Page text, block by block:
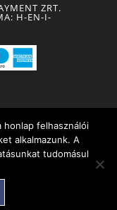
ZRT.
H-EN-I-
Kapcsolat
honlap felhasználói
alkalmazunk. A
tudomásul